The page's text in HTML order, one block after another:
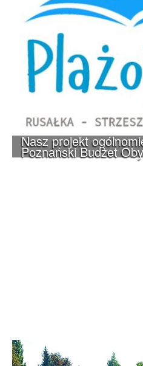
Nasz projekt
Poznański Budżet